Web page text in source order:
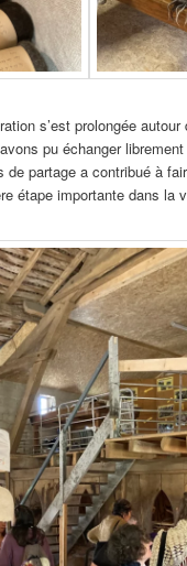
s’est prolongée autour
pu échanger
de partage a contribué à
étape importante dans la